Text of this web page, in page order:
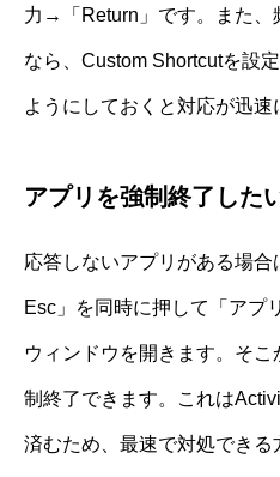
力→「Return」です。また、
なら、Custom Shortcutを設
ようにしておくと対応が迅速
アプリを強制終了した
応答しないアプリがある場合
Esc」を同時に押して「アプ
ウィンドウを開きます。そ
制終了できます。これは
済むため、最速で対処でき